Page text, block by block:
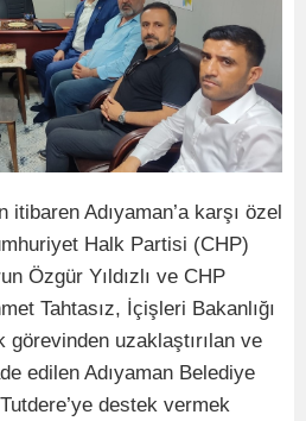
Adıyaman’a karşı özel
Halk Partisi (CHP)
Özgür Yıldızlı ve CHP
Tahtasız, İçişleri Bakanlığı
görevinden uzaklaştırılan ve
edilen Adıyaman Belediye
destek vermek